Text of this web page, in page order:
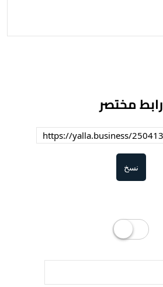
رابط مختصر
نسخ